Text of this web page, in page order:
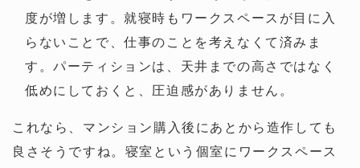
度が増します。就寝時もワークスペースが目に入
らないことで、仕事のことを考えなくて済みま
す。パーティションは、天井までの高さではなく
低めにしておくと、圧迫感がありません。
これなら、マンション購入後にあとから造作しても
良さそうですね。寝室という個室にワークスペース